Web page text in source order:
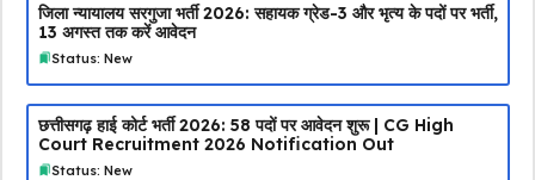
जिला न्यायालय सरगुजा भर्ती 2026: सहायक ग्रेड-3 और भृत्य के पदों पर भर्ती,
13 अगस्त तक करें आवेदन
Status: New
छत्तीसगढ़ हाई कोर्ट भर्ती 2026: 58 पदों पर आवेदन शुरू | CG High
Court Recruitment 2026 Notification Out
Status: New